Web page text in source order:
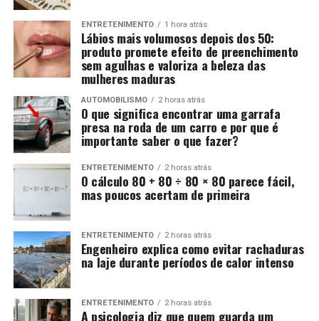
ENTRETENIMENTO 1 hora atrás
Lábios mais volumosos depois dos 50:
produto promete efeito de preenchimento
sem agulhas e valoriza a beleza das
mulheres maduras
AUTOMOBILISMO 2 horas atrás
O que significa encontrar uma garrafa
presa na roda de um carro e por que é
importante saber o que fazer?
ENTRETENIMENTO 2 horas atrás
O cálculo 80 + 80 ÷ 80 × 80 parece fácil,
mas poucos acertam de primeira
ENTRETENIMENTO 2 horas atrás
Engenheiro explica como evitar rachaduras
na laje durante períodos de calor intenso
ENTRETENIMENTO 2 horas atrás
A psicologia diz que quem guarda um